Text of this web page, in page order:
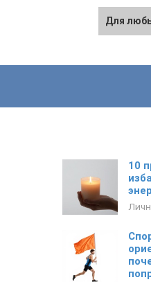
10
Для